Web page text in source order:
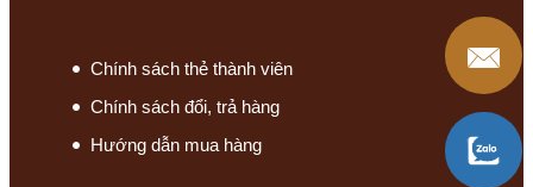
Chính sách thẻ thành viên
Chính sách đổi, trả hàng
Hướng dẫn mua hàng